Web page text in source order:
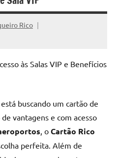
Rico
às Salas VIP e Benefícios
buscando um cartão de
vantagens e com acesso
, o Cartão Rico
perfeita. Além de